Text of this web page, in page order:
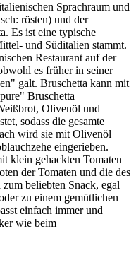
Sprachraum und
rösten) und der
Es ist eine typische
und Süditalien stammt.
Restaurant auf der
es früher in seiner
galt. Bruschetta kann mit
Bruschetta
Olivenöl und
sodass die gesamte
wird sie mit Olivenöl
eingerieben.
klein gehackten Tomaten
der Tomaten und die des
beliebten Snack, egal
zu einem gemütlichen
einfach immer und
wie beim